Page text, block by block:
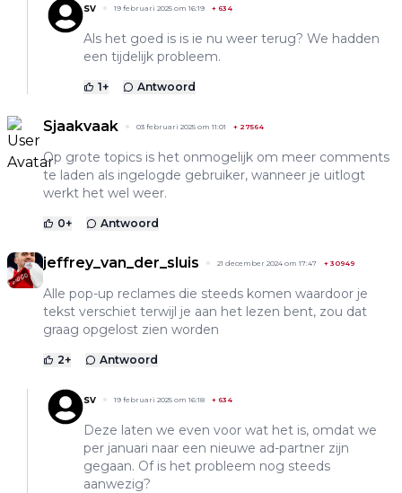
sv 19 februari 2025 om 16:19 + 634
Als het goed is is ie nu weer terug? We hadden
een tijdelijk probleem.
1+ Antwoord
Sjaakvaak 03 februari 2025 om 11:01 + 27564
Op grote topics is het onmogelijk om meer comments
te laden als ingelogde gebruiker, wanneer je uitlogt
werkt het wel weer.
0+ Antwoord
jeffrey_van_der_sluis 21 december 2024 om 17:47 + 30949
Alle pop-up reclames die steeds komen waardoor je
tekst verschiet terwijl je aan het lezen bent, zou dat
graag opgelost zien worden
2+ Antwoord
sv 19 februari 2025 om 16:18 + 634
Deze laten we even voor wat het is, omdat we
per januari naar een nieuwe ad-partner zijn
gegaan. Of is het probleem nog steeds
aanwezig?